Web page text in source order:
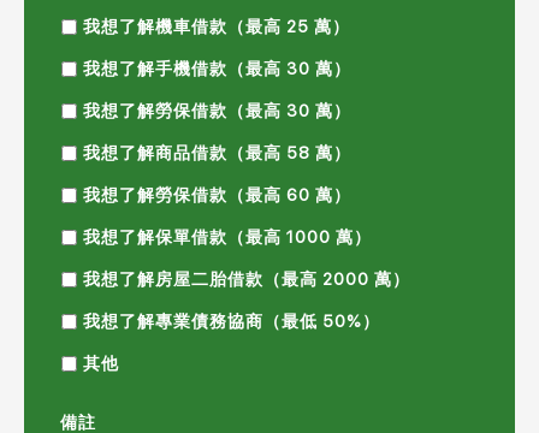
我想了解機車借款（最高 25 萬）
我想了解手機借款（最高 30 萬）
我想了解勞保借款（最高 30 萬）
我想了解商品借款（最高 58 萬）
我想了解勞保借款（最高 60 萬）
我想了解保單借款（最高 1000 萬）
我想了解房屋二胎借款（最高 2000 萬）
我想了解專業債務協商（最低 50%）
其他
備註